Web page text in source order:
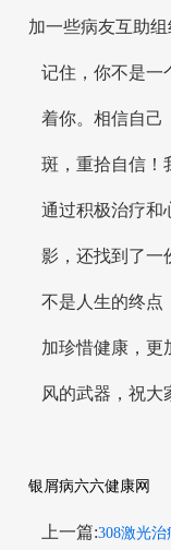
加一些病友互助组
记住，你不是一
着你。相信自己
斑，重拾自信！
通过积极治疗和
影，还找到了一
不是人生的终点
加珍惜健康，更
风的武器，祝大
银屑病六六健康网
上一篇:308激光